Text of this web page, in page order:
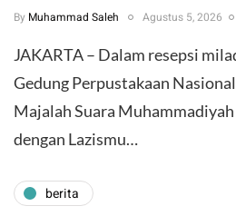
By Muhammad Saleh Agustus 5, 2026
JAKARTA – Dalam resepsi
Gedung Perpustakaan
Majalah Suara
dengan Lazismu…
berita